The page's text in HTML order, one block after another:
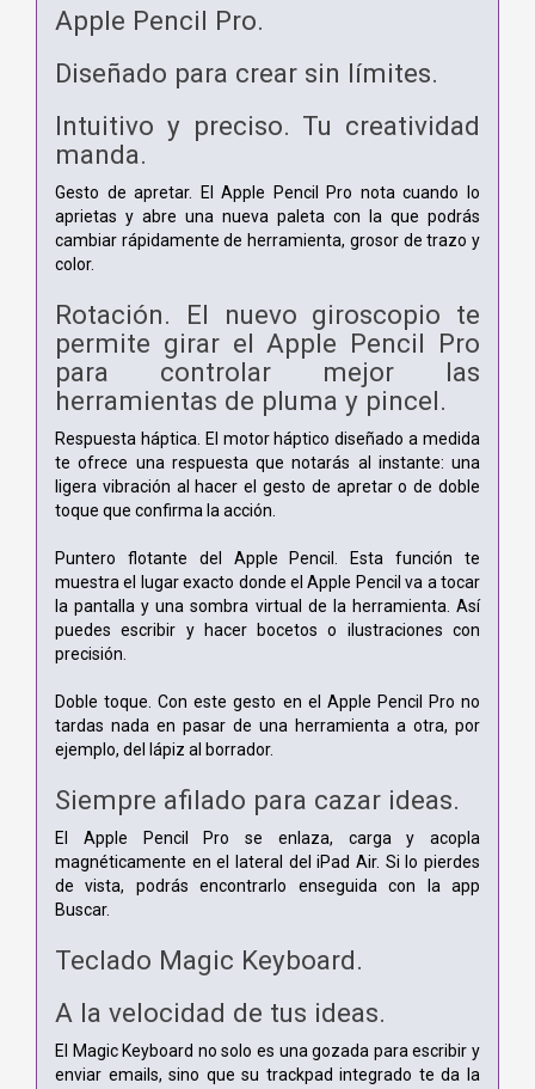
Apple Pencil Pro.
Diseñado para crear sin límites.
Intuitivo y preciso. Tu creatividad
manda.
Gesto de apretar. El Apple Pencil Pro nota cuando lo
aprietas y abre una nueva paleta con la que podrás
cambiar rápidamente de herramienta, grosor de trazo y
color.
Rotación. El nuevo giroscopio te
permite girar el Apple Pencil Pro
para controlar mejor las
herramientas de pluma y pincel.
Respuesta háptica. El motor háptico diseñado a medida
te ofrece una respuesta que notarás al instante: una
ligera vibración al hacer el gesto de apretar o de doble
toque que confirma la acción.
Puntero flotante del Apple Pencil. Esta función te
muestra el lugar exacto donde el Apple Pencil va a tocar
la pantalla y una sombra virtual de la herramienta. Así
puedes escribir y hacer bocetos o ilustraciones con
precisión.
Doble toque. Con este gesto en el Apple Pencil Pro no
tardas nada en pasar de una herramienta a otra, por
ejemplo, del lápiz al borrador.
Siempre afilado para cazar ideas.
El Apple Pencil Pro se enlaza, carga y acopla
magnéticamente en el lateral del iPad Air. Si lo pierdes
de vista, podrás encontrarlo enseguida con la app
Buscar.
Teclado Magic Keyboard.
A la velocidad de tus ideas.
El Magic Keyboard no solo es una gozada para escribir y
enviar emails, sino que su trackpad integrado te da la